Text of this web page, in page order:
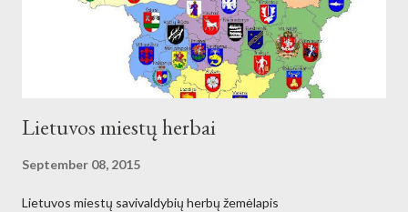
Lietuvos miestų herbai
September 08, 2015
Lietuvos miestų savivaldybių herbų žemėlapis